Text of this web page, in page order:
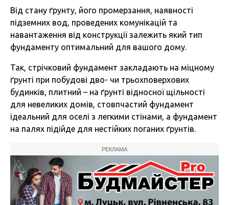
Від стану ґрунту, його промерзання, наявності
підземних вод, проведених комунікацій та
навантаження від конструкції залежить який тип
фундаменту оптимальний для вашого дому.
Так, стрічковий фундамент закладають на міцному
ґрунті при побудові дво- чи трьохповерхових
будинків, плитний – на ґрунті відносної щільності
для невеликих домів, стовпчастий фундамент
ідеальний для оселі з легкими стінами, а фундамент
на палях підійде для нестійких поганих ґрунтів.
РЕКЛАМА